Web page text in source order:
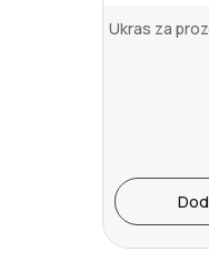
Ukras za